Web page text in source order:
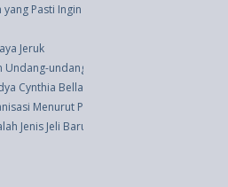
Pasti Ingin Anda Buat Setiap Saat
Jeruk
undang Nomor 5 Tahun 1985
Cynthia Bella
Menurut Para Ahli
Jenis Jeli Baru? Simak Uji Resepnya